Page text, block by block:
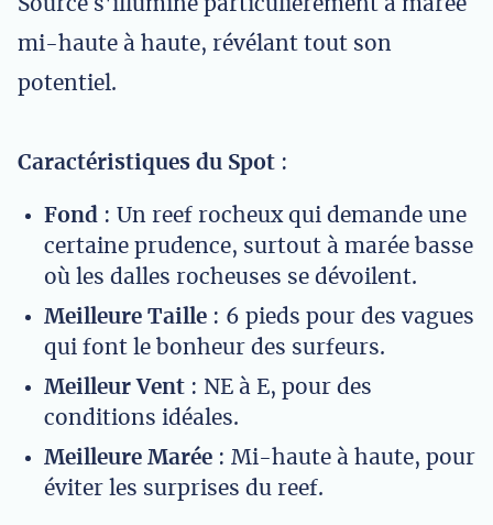
Source s'illumine particulièrement à marée
mi-haute à haute, révélant tout son
potentiel.
Caractéristiques du Spot :
Fond : Un reef rocheux qui demande une
certaine prudence, surtout à marée basse
où les dalles rocheuses se dévoilent.
Meilleure Taille : 6 pieds pour des vagues
qui font le bonheur des surfeurs.
Meilleur Vent : NE à E, pour des
conditions idéales.
Meilleure Marée : Mi-haute à haute, pour
éviter les surprises du reef.